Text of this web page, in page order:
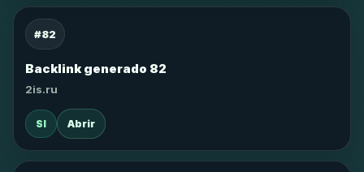
#82
Backlink generado 82
2is.ru
SI Abrir